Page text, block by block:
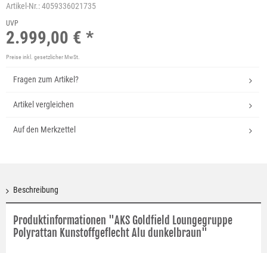
Artikel-Nr.:4059336021735
UVP
2.999,00 € *
Preise inkl. gesetzlicher MwSt.
Fragen zum Artikel?
Artikel vergleichen
Auf den Merkzettel
Beschreibung
Produktinformationen "AKS Goldfield Loungegruppe
Polyrattan Kunstoffgeflecht Alu dunkelbraun"